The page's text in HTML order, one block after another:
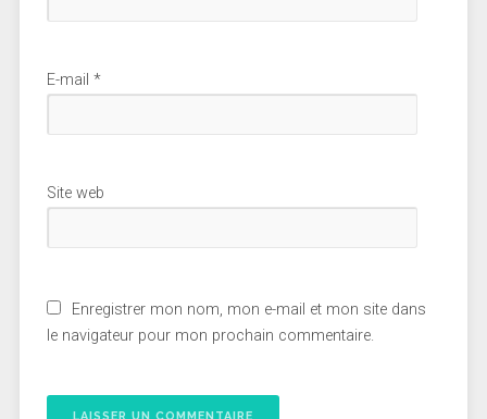
E-mail *
Site web
Enregistrer mon nom, mon e-mail et mon site dans
le navigateur pour mon prochain commentaire.